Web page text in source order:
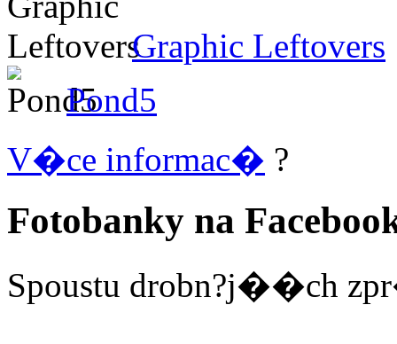
Graphic Leftovers
Pond5
V�ce informac� ?
Fotobanky na
Spoustu drobn?j��ch